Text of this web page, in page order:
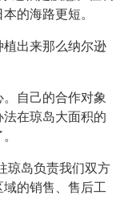
的海路更短。
植出来那么纳尔逊
自己的合作对象
在琼岛大面积的
琼岛负责我们双方
的销售、售后工